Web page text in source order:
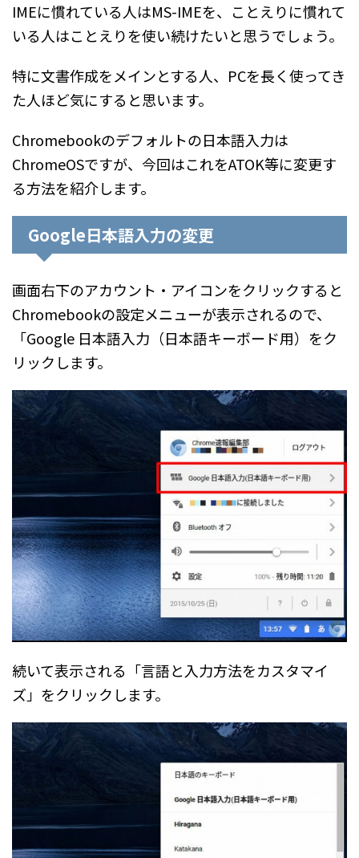
IMEに慣れている人はMS-IMEを、ことえりに慣れて
いる人はことえりを使い続けたいと思うでしょう。
特に文書作成をメインとする人、PCを長く使ってき
た人ほど気にすると思います。
Chromebookのデフォルトの日本語入力は
ChromeOSですが、今回はこれをATOK等に変更す
る方法を紹介します。
Google日本語入力の変更
画面右下のアカウント・アイコンをクリックすると
Chromebookの設定メニューが表示されるので、
「Google 日本語入力（日本語キーボード用）をク
リックします。
続いて表示される「言語と入力方法をカスタマイ
ズ」をクリックします。